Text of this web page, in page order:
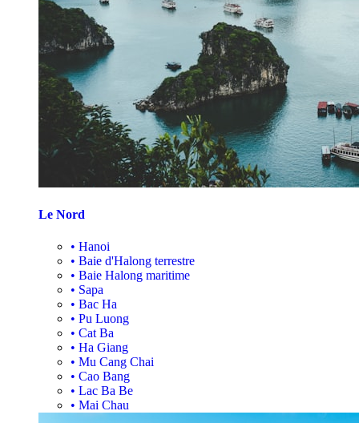
Le Nord
• Hanoi
• Baie d'Halong terrestre
• Baie Halong maritime
• Sapa
• Bac Ha
• Pu Luong
• Cat Ba
• Ha Giang
• Mu Cang Chai
• Cao Bang
• Lac Ba Be
• Mai Chau